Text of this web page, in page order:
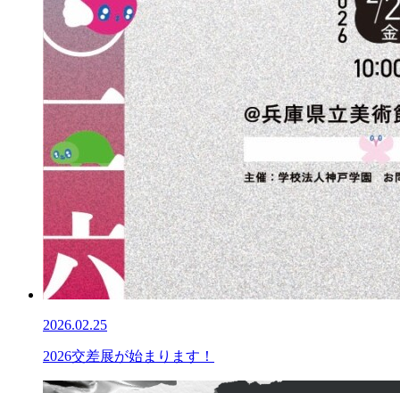
2026.02.25
2026交差展が始まります！